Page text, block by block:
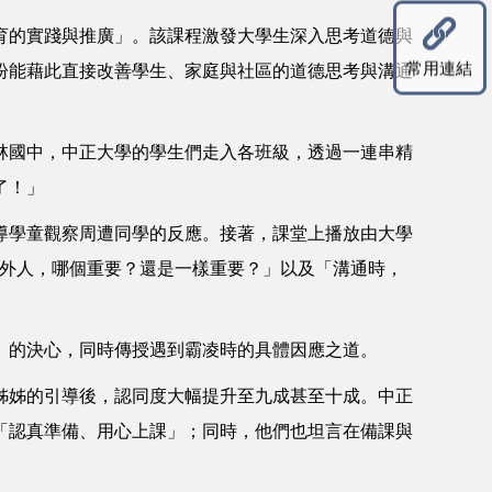
常用連結
實踐與推廣」。該課程激發大學生深入思考道德與
藉此直接改善學生、家庭與社區的道德思考與溝通
中，中正大學的學生們走入各班級，透過一連串精
」
童觀察周遭同學的反應。接著，課堂上播放由大學
，哪個重要？還是一樣重要？」以及「溝通時，
決心，同時傳授遇到霸凌時的具體因應之道。
的引導後，認同度大幅提升至九成甚至十成。中正
真準備、用心上課」；同時，他們也坦言在備課與